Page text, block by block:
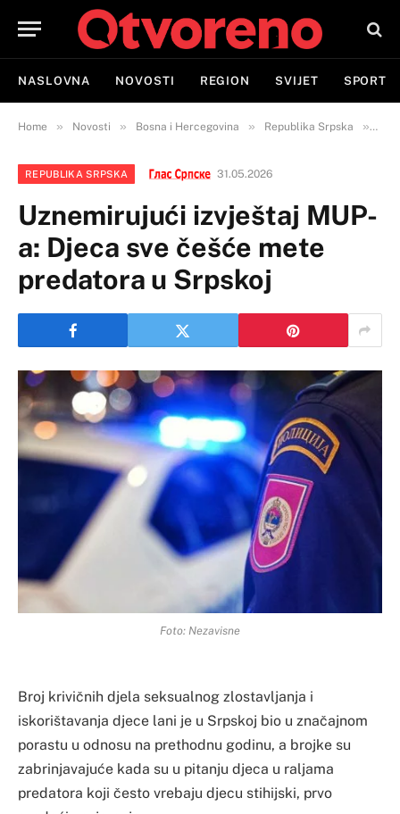
NASLOVNA NOVOSTI REGION SVIJET SPORT
Home » Novosti » Bosna i Hercegovina » Republika Srpska »
REPUBLIKA SRPSKA 31.05.2026
Uznemirujući izvještaj MUP-
a: Djeca sve češće mete
predatora u Srpskoj
Foto: Nezavisne
Broj krivičnih djela seksualnog zlostavljanja i
iskorištavanja djece lani je u Srpskoj bio u značajnom
porastu u odnosu na prethodnu godinu, a brojke su
zabrinjavajuće kada su u pitanju djeca u raljama
predatora koji često vrebaju djecu stihijski, prvo